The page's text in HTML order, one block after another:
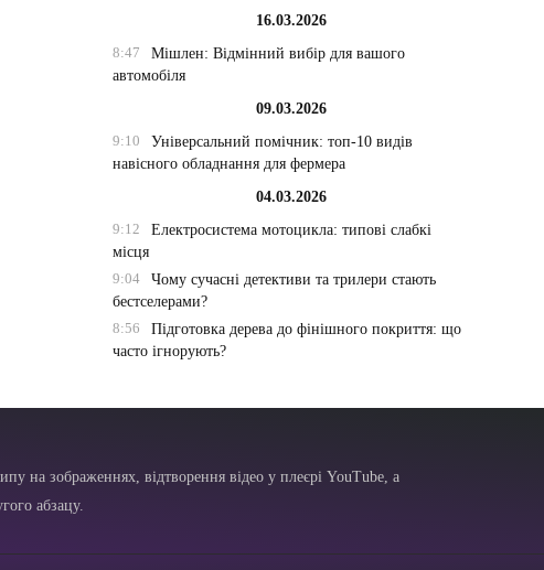
16.03.2026
8:47
Мішлен: Відмінний вибір для вашого
автомобіля
09.03.2026
9:10
Універсальний помічник: топ-10 видів
навісного обладнання для фермера
04.03.2026
9:12
Електросистема мотоцикла: типові слабкі
місця
9:04
Чому сучасні детективи та трилери стають
бестселерами?
8:56
Підготовка дерева до фінішного покриття: що
часто ігнорують?
на зображеннях, відтворення відео у плеєрі YouTube, а
абзацу.